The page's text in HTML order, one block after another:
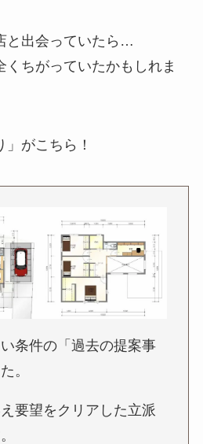
と出会っていたら…
ちがっていたかもしれま
がこちら！
条件の「過去の提案事
。
要望をクリアした立派